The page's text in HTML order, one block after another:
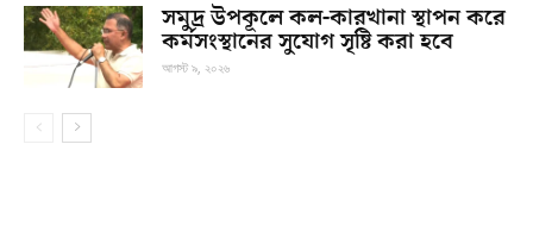
সমুদ্র উপকূলে কল-কারখানা স্থাপন করে
কর্মসংস্থানের সুযোগ সৃষ্টি করা হবে
আগস্ট ৯, ২০২৬